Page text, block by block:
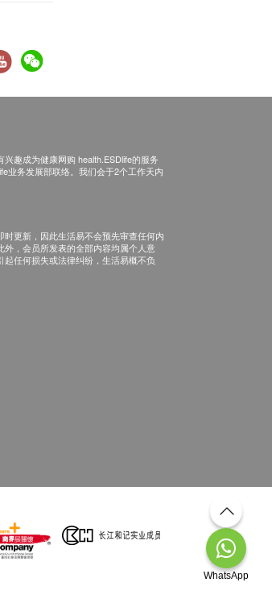
趣成为健康网购 health.ESDlife的服务
业务发展部联络。我们会于2个工作天内
更新，因此生活易不会预先审查任何内
，会员所发表的全部内容均属个人意
任何损失或法律纠纷，生活易概不负
WhatsApp